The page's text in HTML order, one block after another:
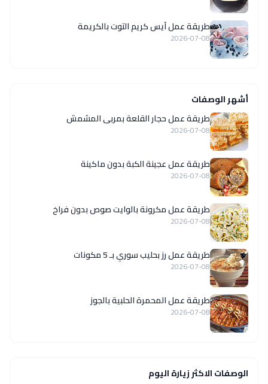
طريقة عمل آيس كريم التوت بالكريمة
2026-07-08
أشهر الوصفات
طريقة عمل حجار القلعة بمربى المشمش
2026-07-08
طريقة عمل عجينة الكبة بدون ماكينة
2026-07-08
طريقة عمل مكرونة بالوايت صوص بدون فراخ
2026-07-08
طريقة عمل رز بحليب سوري بـ 5 مكونات
2026-07-08
طريقة عمل المحمرة الحلبية بالجوز
2026-07-08
الوصفات الاكثر زيارة اليوم